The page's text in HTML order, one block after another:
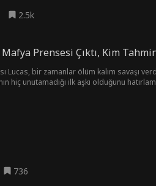
2.5k
Prensesi Çıktı, Kim
Lucas, bir zamanlar ölüm kalım savaşı
hiç unutamadığı ilk aşkı olduğunu
736